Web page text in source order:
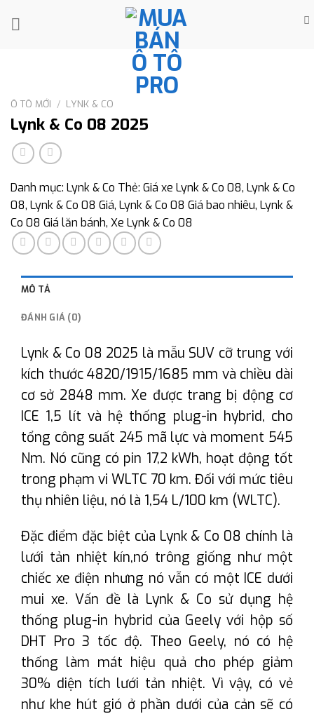
Ô TÔ MỚI / LYNK & CO
Lynk & Co 08 2025
Danh mục: Lynk & Co Thẻ: Giá xe Lynk & Co 08, Lynk & Co
08, Lynk & Co 08 Giá, Lynk & Co 08 Giá bao nhiêu, Lynk &
Co 08 Giá lăn bánh, Xe Lynk & Co 08
MÔ TẢ
ĐÁNH GIÁ (0)
Lynk & Co 08 2025 là mẫu SUV cỡ trung với
kích thước 4820/1915/1685 mm và chiều dài
cơ sở 2848 mm. Xe được trang bị động cơ
ICE 1,5 lít và hệ thống plug-in hybrid, cho
tổng công suất 245 mã lực và moment 545
Nm. Nó cũng có pin 17,2 kWh, hoạt động tốt
trong phạm vi WLTC 70 km. Đối với mức tiêu
thụ nhiên liệu, nó là 1,54 L/100 km (WLTC).
Đặc điểm đặc biệt của Lynk & Co 08 chính là
lưới tản nhiệt kín,nó trông giống như một
chiếc xe điện nhưng nó vẫn có một ICE dưới
mui xe. Vấn đề là Lynk & Co sử dụng hệ
thống plug-in hybrid của Geely với hộp số
DHT Pro 3 tốc độ. Theo Geely, nó có hệ
thống làm mát hiệu quả cho phép giảm
30% diện tích lưới tản nhiệt. Vì vậy, có vẻ
như khe hút gió ở phần dưới của cản sẽ có